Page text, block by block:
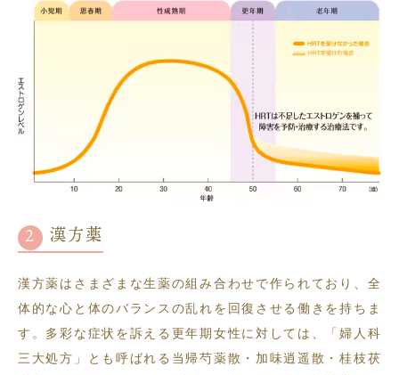
漢方薬
漢方薬はさまざまな生薬の組み合わせで作られており、全
体的な心と体のバランスの乱れを回復させる働きを持ちま
す。多彩な症状を訴える更年期女性に対しては、「婦人科
三大処方」とも呼ばれる当帰芍薬散・加味逍遥散・桂枝茯